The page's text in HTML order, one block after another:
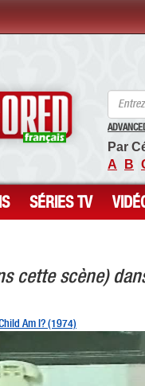
Par
A
B
SÉRIES TV
cette scène)
Am I? (1974)